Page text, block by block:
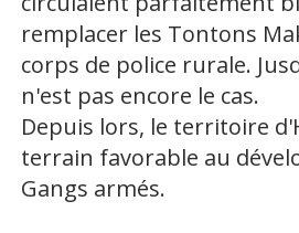
remplacer les Tontons
corps de police rurale.
n'est pas encore le cas.
Depuis lors, le territoire
terrain favorable au
Gangs armés.